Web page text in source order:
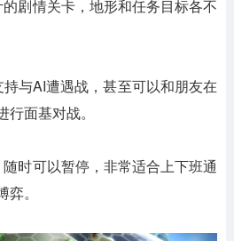
剧情关卡，地形和任务目标各不
与AI遭遇战，甚至可以和朋友在
面基对战。
时可以暂停，非常适合上下班通
。